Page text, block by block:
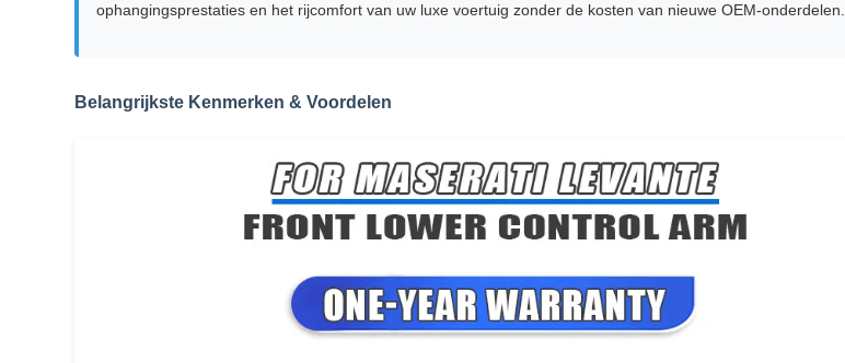
ophangingsprestaties en het rijcomfort van uw luxe voertuig zonder de kosten van nieuwe OEM-onderdelen.
Belangrijkste Kenmerken & Voordelen